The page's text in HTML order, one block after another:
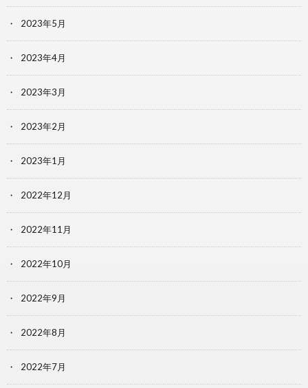
2023年5月
2023年4月
2023年3月
2023年2月
2023年1月
2022年12月
2022年11月
2022年10月
2022年9月
2022年8月
2022年7月